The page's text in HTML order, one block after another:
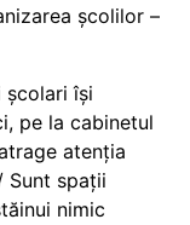
școlilor –
școlari își
pe la cabinetul
atenția
Sunt spații
nimic